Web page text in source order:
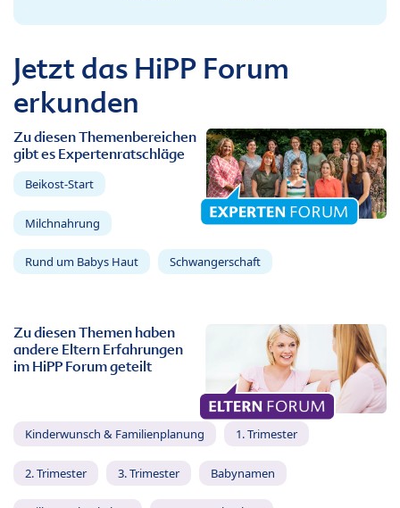
Jetzt das HiPP Forum
erkunden
Zu diesen Themenbereichen
gibt es Expertenratschläge
Beikost-Start
Milchnahrung
Rund um Babys Haut Schwangerschaft
Zu diesen Themen haben
andere Eltern Erfahrungen
im HiPP Forum geteilt
Kinderwunsch & Familienplanung 1. Trimester
2. Trimester 3. Trimester Babynamen